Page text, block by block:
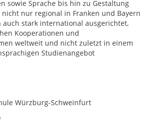
sowie Sprache bis hin zu Gestaltung
nicht nur regional in Franken und Bayern
auch stark international ausgerichtet,
Kooperationen und
weltweit und nicht zuletzt in einem
Studienangebot
Würzburg-Schweinfurt